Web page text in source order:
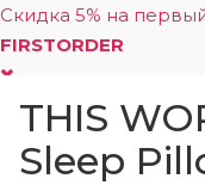
Скидка 5% на
FIRSTORDER
THIS
Sleep